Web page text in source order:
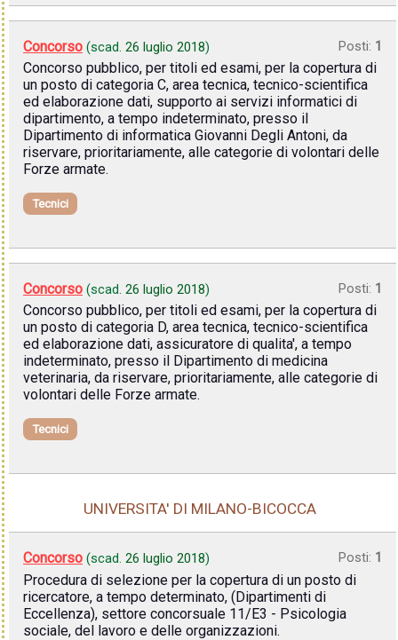
Concorso (scad. 26 luglio 2018) Posti: 1
Concorso pubblico, per titoli ed esami, per la copertura di
un posto di categoria C, area tecnica, tecnico-scientifica
ed elaborazione dati, supporto ai servizi informatici di
dipartimento, a tempo indeterminato, presso il
Dipartimento di informatica Giovanni Degli Antoni, da
riservare, prioritariamente, alle categorie di volontari delle
Forze armate.
Tecnici
Concorso (scad. 26 luglio 2018) Posti: 1
Concorso pubblico, per titoli ed esami, per la copertura di
un posto di categoria D, area tecnica, tecnico-scientifica
ed elaborazione dati, assicuratore di qualita', a tempo
indeterminato, presso il Dipartimento di medicina
veterinaria, da riservare, prioritariamente, alle categorie di
volontari delle Forze armate.
Tecnici
UNIVERSITA' DI MILANO-BICOCCA
Concorso (scad. 26 luglio 2018) Posti: 1
Procedura di selezione per la copertura di un posto di
ricercatore, a tempo determinato, (Dipartimenti di
Eccellenza), settore concorsuale 11/E3 - Psicologia
sociale, del lavoro e delle organizzazioni.